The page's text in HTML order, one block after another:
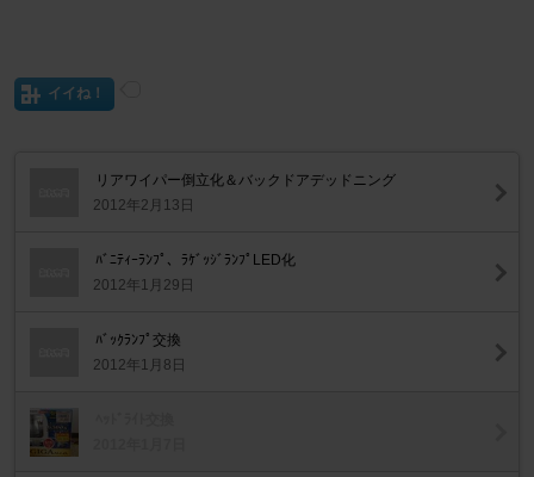
イイね！
リアワイパー倒立化＆バックドアデッドニング
2012年2月13日
ﾊﾞﾆﾃｨｰﾗﾝﾌﾟ、ﾗｹﾞｯｼﾞﾗﾝﾌﾟLED化
2012年1月29日
ﾊﾞｯｸﾗﾝﾌﾟ交換
2012年1月8日